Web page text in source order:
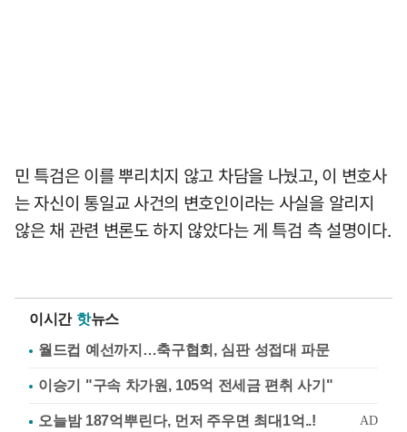
민 특검은 이를 뿌리치지 않고 차담을 나눴고, 이 변호사
는 자신이 통일교 사건의 변호인이라는 사실을 알리지
않은 채 관련 변론도 하지 않았다는 게 특검 측 설명이다.
이시간 핫뉴스
월드컵 예선까지…축구협회, 심판 성접대 파문
이승기 "구속 차가원, 105억 전세금 편취 사기"